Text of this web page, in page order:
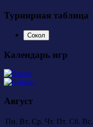
Турнирная таблица
Сокол
Календарь игр
Август
Пн. Вт. Ср. Чт. Пт. Сб. Вс.